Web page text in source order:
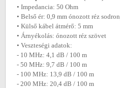
• Impedancia: 50 Ohm
• Belső ér: 0,9 mm ónozott réz
• Külső kábel átmérő: 5 mm
• Árnyékolás: ónozott réz szövet
• Veszteségi adatok:
- 10 MHz: 4,1 dB / 100 m
- 50 MHz: 9,7 dB / 100 m
- 100 MHz: 13,9 dB / 100 m
- 200 MHz: 20,4 dB / 100 m